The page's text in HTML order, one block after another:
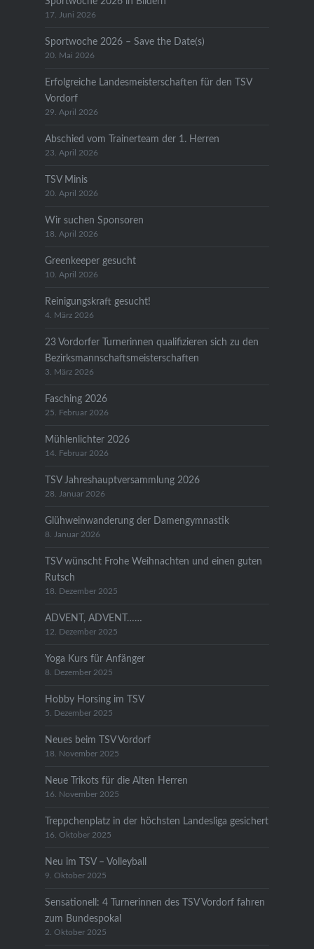
17. Juni 2026
Sportwoche 2026 – Save the Date(s)
20. Mai 2026
Erfolgreiche Landesmeisterschaften für den TSV
Vordorf
29. April 2026
Abschied vom Trainerteam der 1. Herren
23. April 2026
TSV Minis
20. April 2026
Wir suchen Sponsoren
18. April 2026
Greenkeeper gesucht
10. April 2026
Reinigungskraft gesucht!
4. März 2026
23 Vordorfer Turnerinnen qualifizieren sich zu den
Bezirksmannschaftsmeisterschaften
3. März 2026
Fasching 2026
25. Februar 2026
Mühlenlichter 2026
14. Februar 2026
TSV Jahreshauptversammlung 2026
28. Januar 2026
Glühweinwanderung der Damengymnastik
8. Januar 2026
TSV wünscht Frohe Weihnachten und einen guten
Rutsch
18. Dezember 2025
ADVENT, ADVENT……
12. Dezember 2025
Yoga Kurs für Anfänger
8. Dezember 2025
Hobby Horsing im TSV
5. Dezember 2025
Neues beim TSV Vordorf
18. November 2025
Neue Trikots für die Alten Herren
16. November 2025
Treppchenplatz in der höchsten Landesliga gesichert
16. Oktober 2025
Neu im TSV – Volleyball
9. Oktober 2025
Sensationell: 4 Turnerinnen des TSV Vordorf fahren
zum Bundespokal
2. Oktober 2025